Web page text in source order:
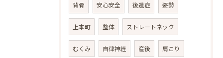
背骨 安心安全 後遺症 姿勢
上本町 整体 ストレートネック
むくみ 自律神経 産後 肩こり